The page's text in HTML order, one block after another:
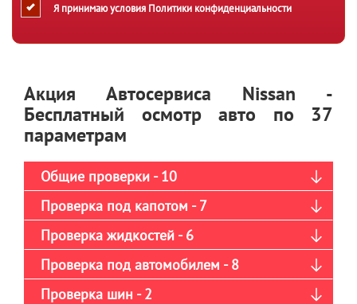
Я принимаю условия Политики конфиденциальности
Акция Автосервиса Nissan -
Бесплатный осмотр авто по 37
параметрам
Общие проверки - 10
Проверка под капотом - 7
Проверка жидкостей - 6
Проверка под автомобилем - 8
Проверка шин - 2